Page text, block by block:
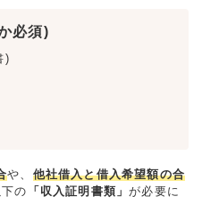
必須)
)
や、 他社借入と借入希望額の合
の 「収入証明書類」が必要に